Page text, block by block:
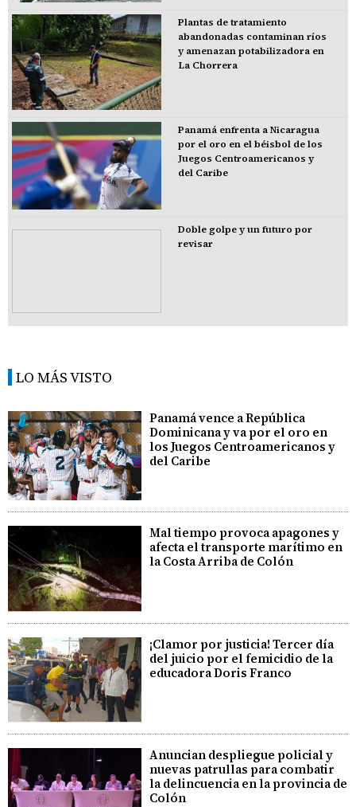
Plantas de tratamiento
abandonadas contaminan ríos
y amenazan potabilizadora en
La Chorrera
Panamá enfrenta a Nicaragua
por el oro en el béisbol de los
Juegos Centroamericanos y
del Caribe
Doble golpe y un futuro por
revisar
LO MÁS VISTO
Panamá vence a República
Dominicana y va por el oro en
los Juegos Centroamericanos y
del Caribe
Mal tiempo provoca apagones y
afecta el transporte marítimo en
la Costa Arriba de Colón
¡Clamor por justicia! Tercer día
del juicio por el femicidio de la
educadora Doris Franco
Anuncian despliegue policial y
nuevas patrullas para combatir
la delincuencia en la provincia de
Colón